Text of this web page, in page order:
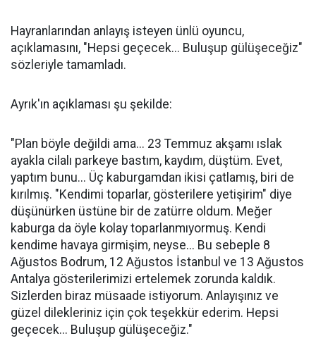
Hayranlarından anlayış isteyen ünlü oyuncu,
açıklamasını, "Hepsi geçecek... Buluşup gülüşeceğiz"
sözleriyle tamamladı.
Ayrık'ın açıklaması şu şekilde:
"Plan böyle değildi ama... 23 Temmuz akşamı ıslak
ayakla cilalı parkeye bastım, kaydım, düştüm. Evet,
yaptım bunu... Üç kaburgamdan ikisi çatlamış, biri de
kırılmış. "Kendimi toparlar, gösterilere yetişirim" diye
düşünürken üstüne bir de zatürre oldum. Meğer
kaburga da öyle kolay toparlanmıyormuş. Kendi
kendime havaya girmişim, neyse... Bu sebeple 8
Ağustos Bodrum, 12 Ağustos İstanbul ve 13 Ağustos
Antalya gösterilerimizi ertelemek zorunda kaldık.
Sizlerden biraz müsaade istiyorum. Anlayışınız ve
güzel dilekleriniz için çok teşekkür ederim. Hepsi
geçecek... Buluşup gülüşeceğiz."